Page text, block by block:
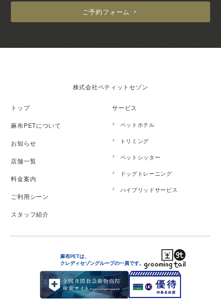
ご予約フォーム
株式会社ペティットセゾン
トップ
麻布PETについて
お知らせ
店舗一覧
料金案内
ご利用シーン
スタッフ紹介
サービス
ペットホテル
トリミング
ペットシッター
ドッグトレーニング
ハイブリッドサービス
麻布PETは、
クレディセゾングループの一員です。